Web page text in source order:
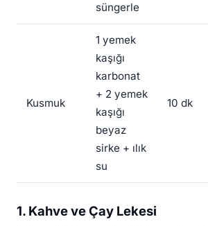
süngerle
Kusmuk
1 yemek
kaşığı
karbonat
+ 2 yemek
kaşığı
beyaz
sirke + ılık
su
10 dk
1. Kahve ve Çay Lekesi